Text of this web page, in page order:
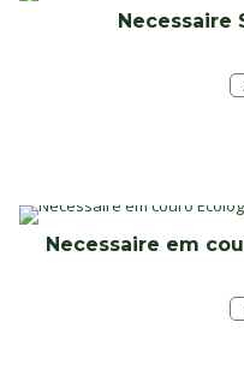
Necessaire
Necessaire em